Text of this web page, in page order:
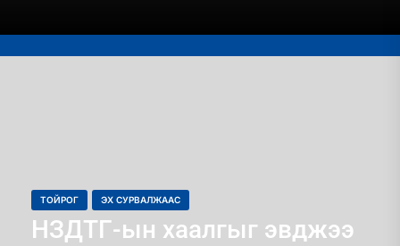
ТОЙРОГ ЭХ СУРВАЛЖААС
НЗДТГ-ын хаалгыг эвджээ